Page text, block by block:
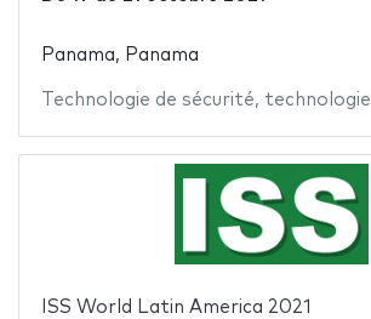
Panama, Panama
Technologie de sécurité, technologie
ISS World Latin America 2021